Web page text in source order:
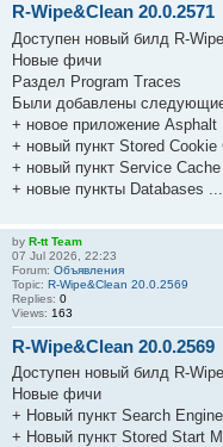
R-Wipe&Clean 20.0.2571
Доступен новый билд R-
Новые фичи
Раздел Program Traces
Были добавлены
+ новое приложение Asphalt
+ новый пункт Stored
+ новый пункт Service
+ новые пункты Databases ...
by R-tt Team
07 Jul 2026, 22:23
Forum: Объявления
Topic: R-Wipe&Clean 20.0.2569
Replies: 0
Views: 163
R-Wipe&Clean 20.0.2569
Доступен новый билд R-
Новые фичи
+ Новый пункт Search
+ Новый пункт Stored Start